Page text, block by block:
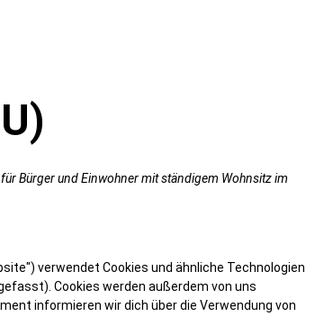
Bürger und Einwohner mit ständigem Wohnsitz im
verwendet Cookies und ähnliche Technologien
Cookies werden außerdem von uns
informieren wir dich über die Verwendung von